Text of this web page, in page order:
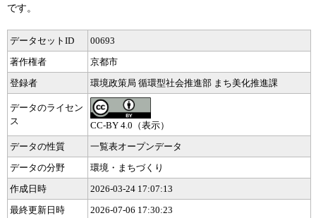
です。
データセットID
00693
著作権者
京都市
登録者
環境政策局 循環型社会推進部 まち美化推進課
データのライセン
ス
CC-BY 4.0（表示）
データの性質
一覧表オープンデータ
データの分野
環境・まちづくり
作成日時
2026-03-24 17:07:13
最終更新日時
2026-07-06 17:30:23